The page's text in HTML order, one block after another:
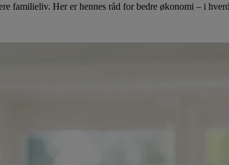
familieliv. Her er hennes råd for bedre økonomi – i